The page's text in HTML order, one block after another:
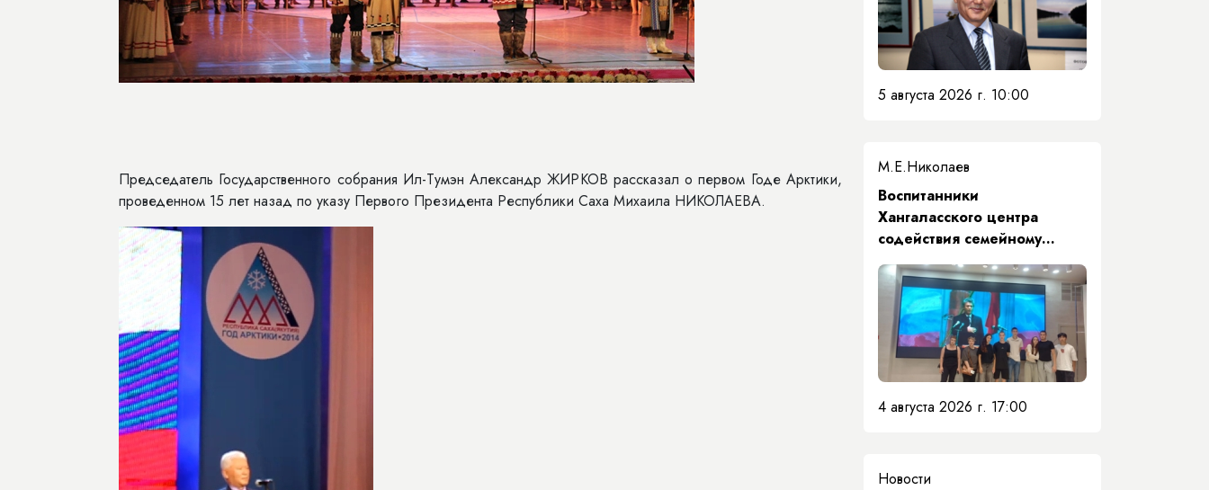
Председатель Государственного собрания Ил-Тумэн Александр ЖИРКОВ рассказал о первом Годе Арктики,
проведенном 15 лет назад по указу Первого Президента Республики Саха Михаила НИКОЛАЕВА.
5 августа 2026 г. 10:00
М.Е.Николаев
​Воспитанники
Хангаласского центра
содействия семейному
воспитанию почтили память
Первого Президента Якутии
4 августа 2026 г. 17:00
Новости